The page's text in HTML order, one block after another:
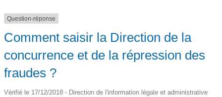
Question-réponse
Comment saisir la Direction de la
concurrence et de la répression des
fraudes ?
Vérifié le 17/12/2018 - Direction de l'information légale et administrative